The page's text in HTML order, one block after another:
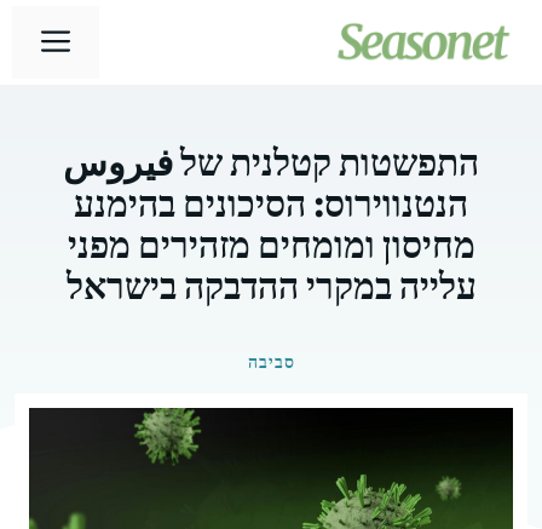
לתוכן
התפשטות קטלנית של فيروس
הנטנווירוס: הסיכונים בהימנע
מחיסון ומומחים מזהירים מפני
עלייה במקרי ההדבקה בישראל
סביבה